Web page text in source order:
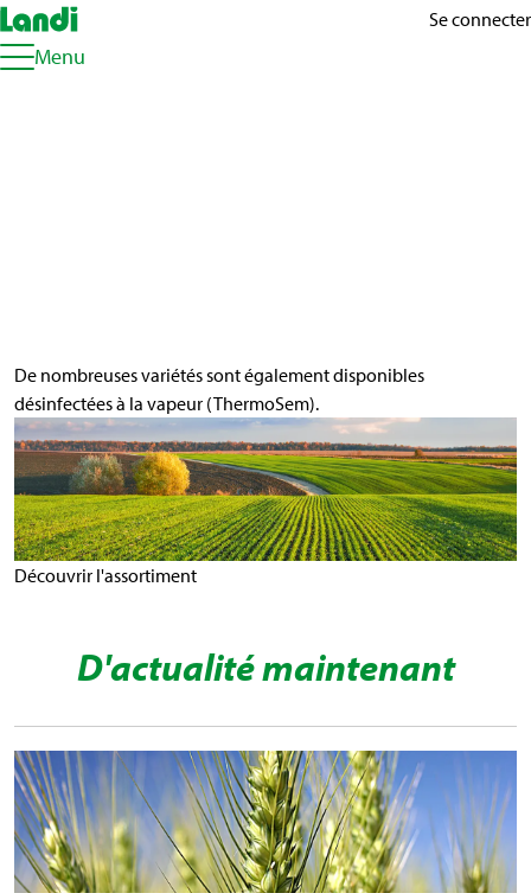
Se connecter
Menu
De nombreuses variétés sont également disponibles
désinfectées à la vapeur (ThermoSem).
Découvrir l'assortiment
D'actualité maintenant